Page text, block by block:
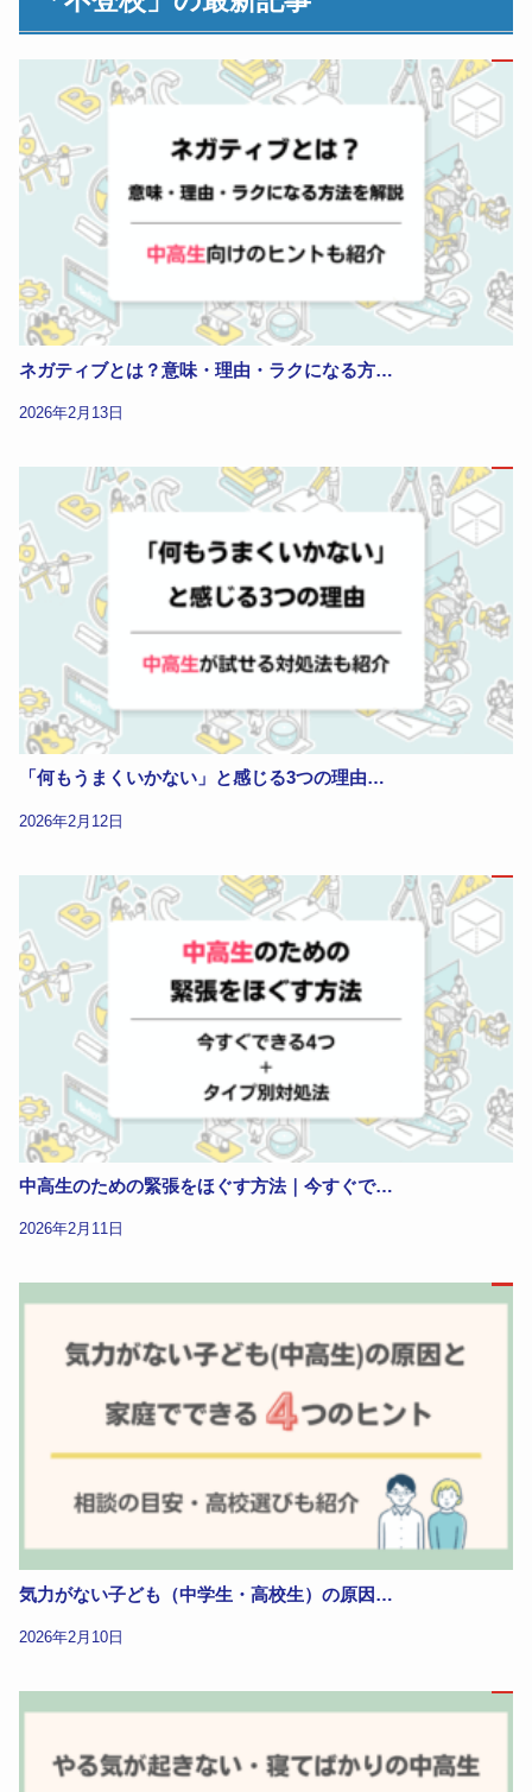
ネガティブとは？意味・理由・ラクになる方…
2026年2月13日
「何もうまくいかない」と感じる3つの理由…
2026年2月12日
中高生のための緊張をほぐす方法｜今すぐで…
2026年2月11日
気力がない子ども（中学生・高校生）の原因…
2026年2月10日